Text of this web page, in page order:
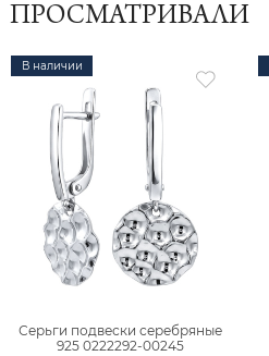
ПРОСМАТРИВАЛИ
В наличии
Серьги подвески серебряные
925 0222292-00245